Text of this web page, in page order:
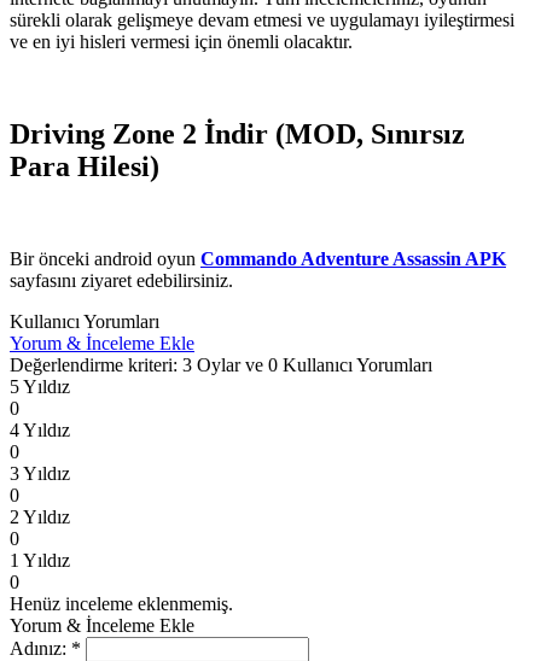
sürekli olarak gelişmeye devam etmesi ve uygulamayı iyileştirmesi
ve en iyi hisleri vermesi için önemli olacaktır.
Driving Zone 2 İndir (MOD, Sınırsız
Para Hilesi)
Bir önceki android oyun Commando Adventure Assassin APK
sayfasını ziyaret edebilirsiniz.
Kullanıcı Yorumları
Yorum & İnceleme Ekle
Değerlendirme kriteri: 3 Oylar ve 0 Kullanıcı Yorumları
5 Yıldız
0
4 Yıldız
0
3 Yıldız
0
2 Yıldız
0
1 Yıldız
0
Henüz inceleme eklenmemiş.
Yorum & İnceleme Ekle
Adınız: *